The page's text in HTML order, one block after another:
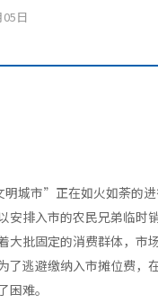
日
城市”正在如火如荼的进
安排入市的农民兄弟临时
大批固定的消费群体，市
了逃避缴纳入市摊位费，
困难。